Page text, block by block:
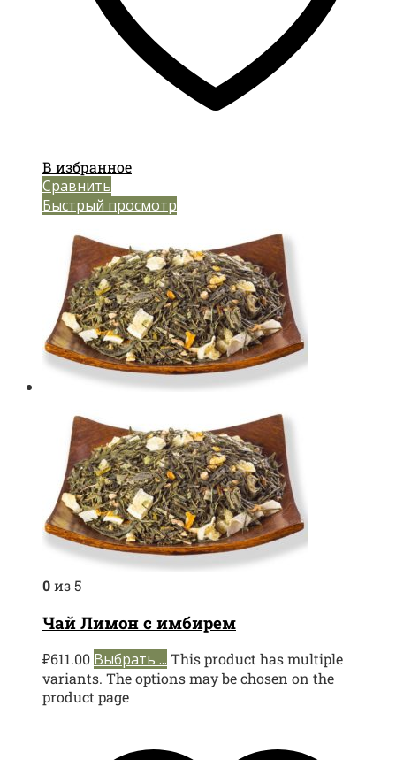
В избранное
Сравнить
Быстрый просмотр
0из 5
Чай Лимон с имбирем
₽611.00 Выбрать ... This product has multiple
variants. The options may be chosen on the
product page